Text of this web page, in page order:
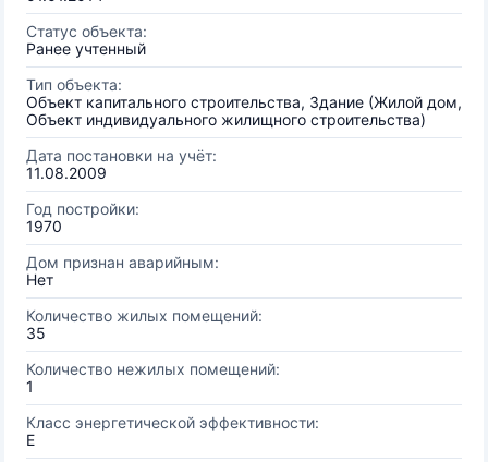
Статус объекта:
Ранее учтенный
Тип объекта:
Объект капитального строительства, Здание (Жилой дом,
Объект индивидуального жилищного строительства)
Дата постановки на учёт:
11.08.2009
Год постройки:
1970
Дом признан аварийным:
Нет
Количество жилых помещений:
35
Количество нежилых помещений:
1
Класс энергетической эффективности:
E